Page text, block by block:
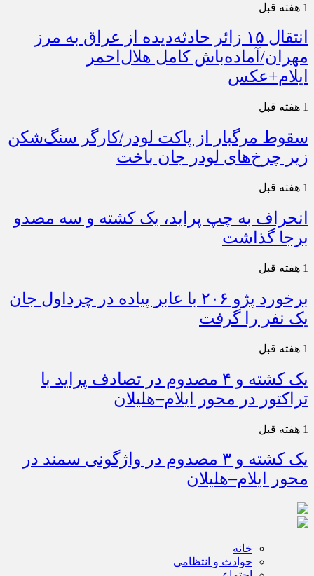
1 هفته قبل
انتقال ۱۵ زائر حادثه‌دیده از عراق به مرز
مهران/آماده‌باش کامل هلال‌احمر
ایلام+عکس
1 هفته قبل
سقوط مرگبار از پاکت لودر/کارگر سنگ‌شکن
زیر چرخ‌های لودر جان باخت
1 هفته قبل
انحراف به چپ پراید، یک کشته و سه مصدو
برجا گذاشت
1 هفته قبل
برخورد پژو ۲۰۶ با عابر پیاده در چرداول جان
یک نفر را گرفت
1 هفته قبل
یک کشته و ۴ مصدوم در تصادف پراید با
تراکتور در محور ایلام–هلیلان
1 هفته قبل
یک کشته و ۳ مصدوم در واژگونی سمند در
محور ایلام–هلیلان
خانه
حوادث و انتظامی